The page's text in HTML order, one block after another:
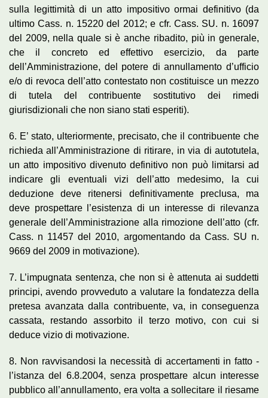
sulla legittimità di un atto impositivo ormai definitivo (da
ultimo Cass. n. 15220 del 2012; e cfr. Cass. SU. n. 16097
del 2009, nella quale si è anche ribadito, più in generale,
che il concreto ed effettivo esercizio, da parte
dell’Amministrazione, del potere di annullamento d’ufficio
e/o di revoca dell’atto contestato non costituisce un mezzo
di tutela del contribuente sostitutivo dei rimedi
giurisdizionali che non siano stati esperiti).
6. E’ stato, ulteriormente, precisato, che il contribuente che
richieda all’Amministrazione di ritirare, in via di autotutela,
un atto impositivo divenuto definitivo non può limitarsi ad
indicare gli eventuali vizi dell’atto medesimo, la cui
deduzione deve ritenersi definitivamente preclusa, ma
deve prospettare l’esistenza di un interesse di rilevanza
generale dell’Amministrazione alla rimozione dell’atto (cfr.
Cass. n 11457 del 2010, argomentando da Cass. SU n.
9669 del 2009 in motivazione).
7. L’impugnata sentenza, che non si è attenuta ai suddetti
principi, avendo provveduto a valutare la fondatezza della
pretesa avanzata dalla contribuente, va, in conseguenza
cassata, restando assorbito il terzo motivo, con cui si
deduce vizio di motivazione.
8. Non ravvisandosi la necessità di accertamenti in fatto -
l’istanza del 6.8.2004, senza prospettare alcun interesse
pubblico all’annullamento, era volta a sollecitare il riesame